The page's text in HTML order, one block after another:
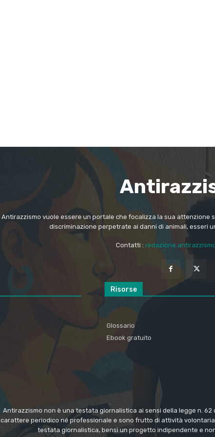
Antirazzismo vuole essere un portale che focalizza la sua attenzione
discriminazione perpetrate ai danni di animali, esseri
Contatti :
Risorse
Glossario
Ebook gratuito
Antirazzismo non è una testata giornalistica ai sensi della legge n.
carattere periodico né professionale e sono frutto di attività
testata giornalistica, bensì un progetto indipendente e